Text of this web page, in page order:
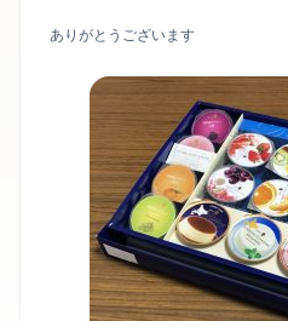
ありがとうございます